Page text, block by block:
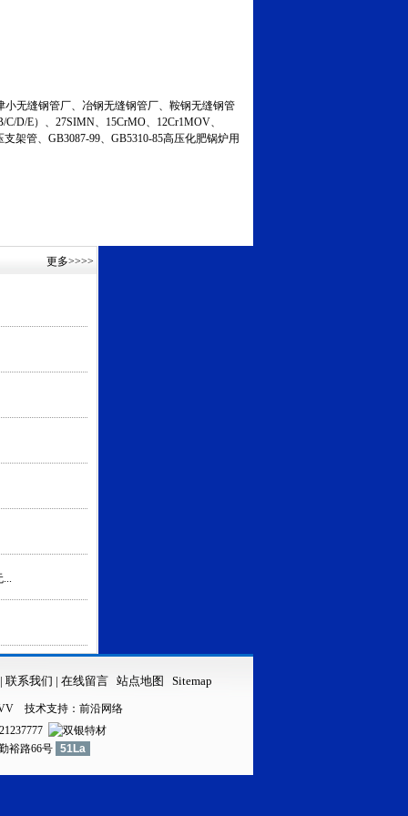
无缝钢管厂、冶钢无缝钢管厂、鞍钢无缝钢管
D/E）、27SIMN、15CrMO、12Cr1MOV、
架管、GB3087-99、GB5310-85高压化肥锅炉用
更多>>>>
...
| 联系我们 | 在线留言 站点地图 Sitemap
技术支持： 前沿网络
裕路66号 51La